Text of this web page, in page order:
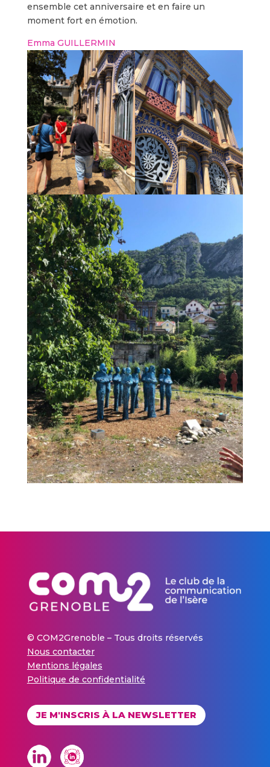
ensemble cet anniversaire et en faire un
moment fort en émotion.
Emma GUILLERMIN
© COM2Grenoble – Tous droits réservés
Nous contacter
Mentions légales
Politique de confidentialité
JE M'INSCRIS À LA NEWSLETTER